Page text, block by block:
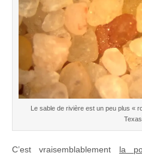
Le sable de rivière est un peu plus «
C’est vraisemblablement la